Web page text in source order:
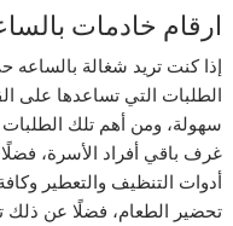
ارقام خادمات
إذا كنت تريد شغالة بالساعه
الطلبات التي تساعدها على
سهولة، ومن أهم تلك
غرف باقي أفراد الأسرة،
أدوات التنظيف والتعطير
تحضير الطعام، فضلًا عن ذلك